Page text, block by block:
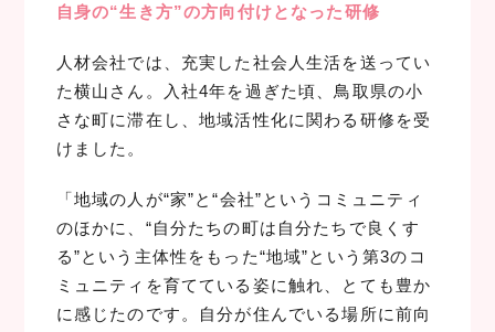
自身の“生き方”の方向付けとなった研修
人材会社では、充実した社会人生活を送ってい
た横山さん。入社4年を過ぎた頃、鳥取県の小
さな町に滞在し、地域活性化に関わる研修を受
けました。
「地域の人が“家”と“会社”というコミュニティ
のほかに、“自分たちの町は自分たちで良くす
る”という主体性をもった“地域”という第3のコ
ミュニティを育てている姿に触れ、とても豊か
に感じたのです。自分が住んでいる場所に前向